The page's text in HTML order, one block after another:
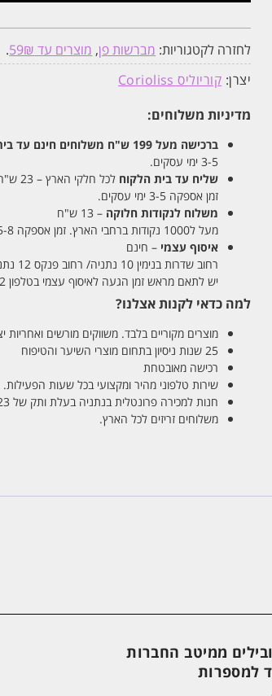
לחזרה לקטגוריות: מברשות פן, מוצרים עד 59₪
.
יצרן: קוריוליס Corioliss
מדיניות משלוחים:
ברכישה מעל 199 ש"ח משלוחים חינם עד
3-5 ימי עסקים.
שליח עד בית הלקוח לכל חלקי הארץ – 23 ש"ח
זמן אספקה 3-5 ימי עסקים.
משלוח לנקודות חלוקה – 13 ש"ח
מעל ל1000 נקודות ברחבי הארץ. זמן אספקה 5-8 ימי עסקים.
איסוף עצמי – חינם
רחוב שדרות בנימין 10 נתניה/ רחוב פנקס 12 נתניה – לבחירתכם
יש לתאם מראש זמן הגעה לאיסוף עצמי בטלפון 09-8323532
למה כדאי לקנות אצלנו?
מוצרים מקוריים בלבד. משווקים מורשים ואחריות
25 שנות ניסיון בתחום מוצרי השיער והטיפוח
רכישה מאובטחת
שירות טלפוני מהיר ומקצועי בכל שעות הפעילות.
חנות למכירה פרונטלית בנתניה בעלת ותק של 23 שנים
משלוחים זריזים לכל הארץ.
ממיטב החברות
למספרות